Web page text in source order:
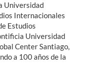
Universidad
Internacionales
Estudios
Universidad
Center Santiago,
a 100 años de la